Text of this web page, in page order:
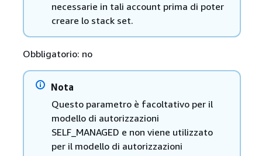
necessarie in tali account prima di poter
creare lo stack set.
Obbligatorio: no
Nota
Questo parametro è facoltativo per il
modello di autorizzazioni
SELF_MANAGED e non viene utilizzato
per il modello di autorizzazioni